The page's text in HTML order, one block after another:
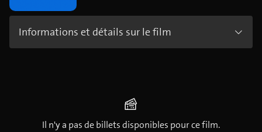
Informations et détails sur le film
Il n'y a pas de billets disponibles pour ce film.